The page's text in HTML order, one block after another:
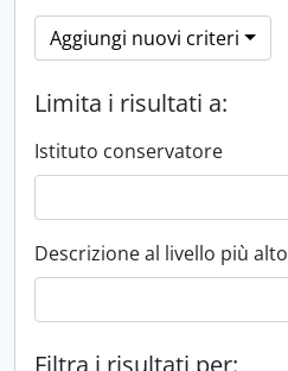
Aggiungi nuovi criteri
Limita i risultati a:
Istituto conservatore
Descrizione al livello più alto
Filtra i risultati per: